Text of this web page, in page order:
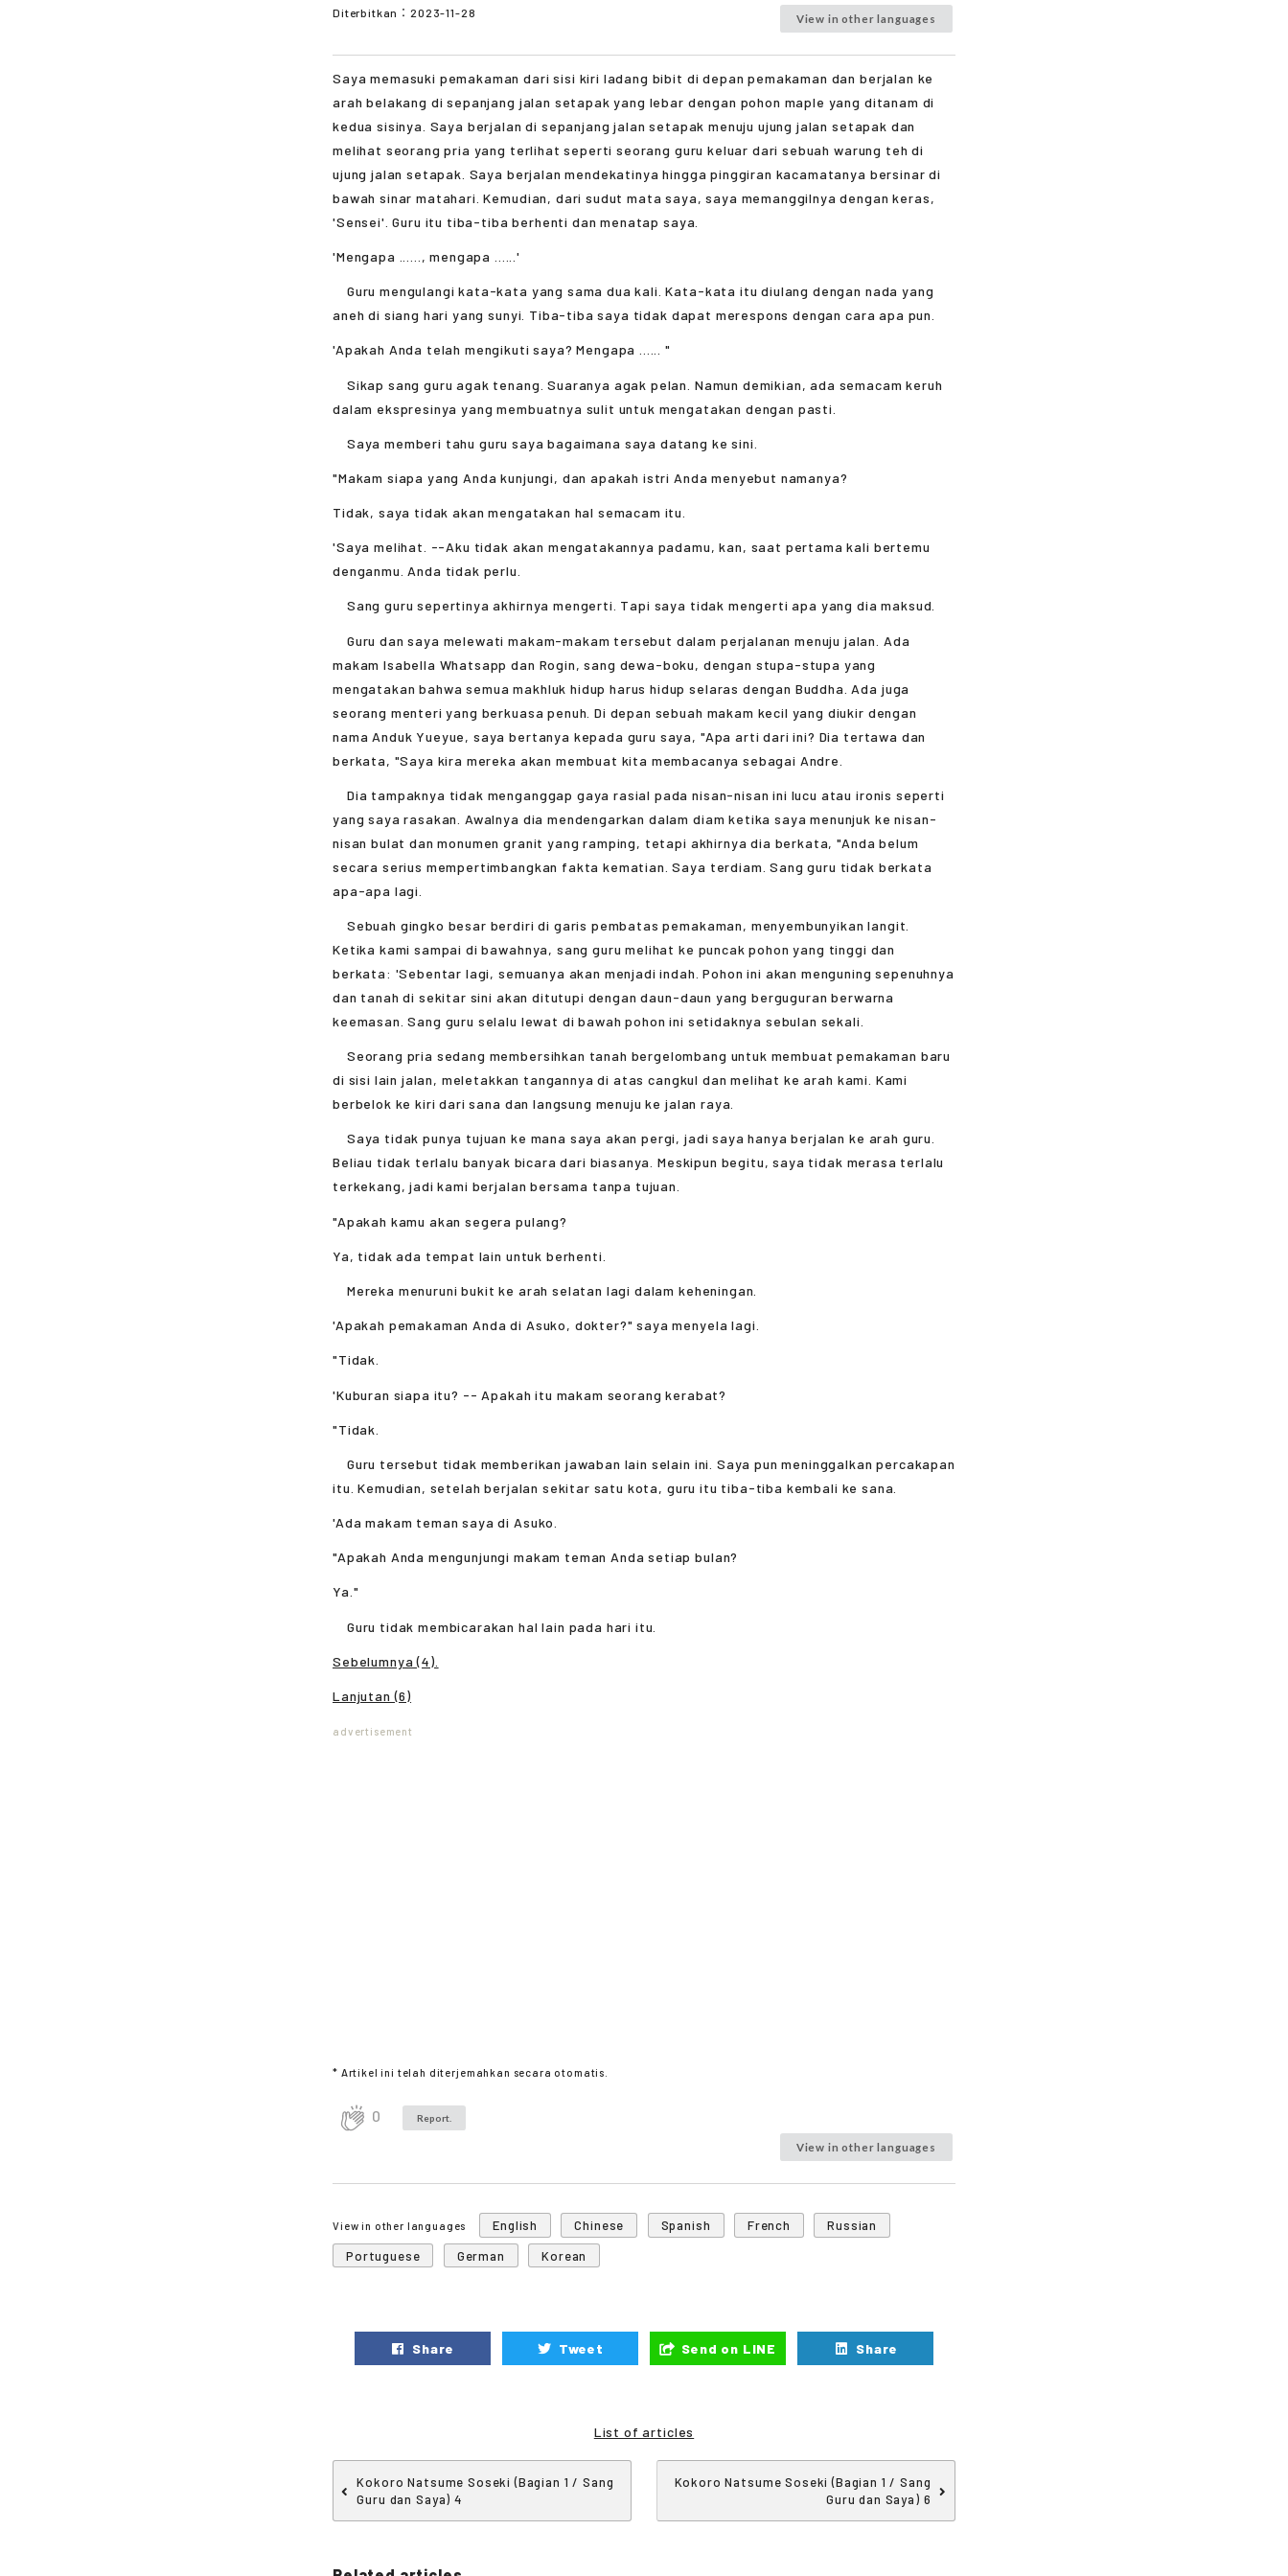
Diterbitkan： 2023-11-28 View in other languages
Saya memasuki pemakaman dari sisi kiri ladang bibit di depan pemakaman dan berjalan ke
arah belakang di sepanjang jalan setapak yang lebar dengan pohon maple yang ditanam di
kedua sisinya. Saya berjalan di sepanjang jalan setapak menuju ujung jalan setapak dan
melihat seorang pria yang terlihat seperti seorang guru keluar dari sebuah warung teh di
ujung jalan setapak. Saya berjalan mendekatinya hingga pinggiran kacamatanya bersinar di
bawah sinar matahari. Kemudian, dari sudut mata saya, saya memanggilnya dengan keras,
'Sensei'. Guru itu tiba-tiba berhenti dan menatap saya.
'Mengapa ......, mengapa ......'
Guru mengulangi kata-kata yang sama dua kali. Kata-kata itu diulang dengan nada yang
aneh di siang hari yang sunyi. Tiba-tiba saya tidak dapat merespons dengan cara apa pun.
'Apakah Anda telah mengikuti saya? Mengapa ...... "
Sikap sang guru agak tenang. Suaranya agak pelan. Namun demikian, ada semacam keruh
dalam ekspresinya yang membuatnya sulit untuk mengatakan dengan pasti.
Saya memberi tahu guru saya bagaimana saya datang ke sini.
"Makam siapa yang Anda kunjungi, dan apakah istri Anda menyebut namanya?
Tidak, saya tidak akan mengatakan hal semacam itu.
'Saya melihat. --Aku tidak akan mengatakannya padamu, kan, saat pertama kali bertemu
denganmu. Anda tidak perlu.
Sang guru sepertinya akhirnya mengerti. Tapi saya tidak mengerti apa yang dia maksud.
Guru dan saya melewati makam-makam tersebut dalam perjalanan menuju jalan. Ada
makam Isabella Whatsapp dan Rogin, sang dewa-boku, dengan stupa-stupa yang
mengatakan bahwa semua makhluk hidup harus hidup selaras dengan Buddha. Ada juga
seorang menteri yang berkuasa penuh. Di depan sebuah makam kecil yang diukir dengan
nama Anduk Yueyue, saya bertanya kepada guru saya, "Apa arti dari ini? Dia tertawa dan
berkata, "Saya kira mereka akan membuat kita membacanya sebagai Andre.
Dia tampaknya tidak menganggap gaya rasial pada nisan-nisan ini lucu atau ironis seperti
yang saya rasakan. Awalnya dia mendengarkan dalam diam ketika saya menunjuk ke nisan-
nisan bulat dan monumen granit yang ramping, tetapi akhirnya dia berkata, "Anda belum
secara serius mempertimbangkan fakta kematian. Saya terdiam. Sang guru tidak berkata
apa-apa lagi.
Sebuah gingko besar berdiri di garis pembatas pemakaman, menyembunyikan langit.
Ketika kami sampai di bawahnya, sang guru melihat ke puncak pohon yang tinggi dan
berkata: 'Sebentar lagi, semuanya akan menjadi indah. Pohon ini akan menguning sepenuhnya
dan tanah di sekitar sini akan ditutupi dengan daun-daun yang berguguran berwarna
keemasan. Sang guru selalu lewat di bawah pohon ini setidaknya sebulan sekali.
Seorang pria sedang membersihkan tanah bergelombang untuk membuat pemakaman baru
di sisi lain jalan, meletakkan tangannya di atas cangkul dan melihat ke arah kami. Kami
berbelok ke kiri dari sana dan langsung menuju ke jalan raya.
Saya tidak punya tujuan ke mana saya akan pergi, jadi saya hanya berjalan ke arah guru.
Beliau tidak terlalu banyak bicara dari biasanya. Meskipun begitu, saya tidak merasa terlalu
terkekang, jadi kami berjalan bersama tanpa tujuan.
"Apakah kamu akan segera pulang?
Ya, tidak ada tempat lain untuk berhenti.
Mereka menuruni bukit ke arah selatan lagi dalam keheningan.
'Apakah pemakaman Anda di Asuko, dokter?" saya menyela lagi.
"Tidak.
'Kuburan siapa itu? -- Apakah itu makam seorang kerabat?
"Tidak.
Guru tersebut tidak memberikan jawaban lain selain ini. Saya pun meninggalkan percakapan
itu. Kemudian, setelah berjalan sekitar satu kota, guru itu tiba-tiba kembali ke sana.
'Ada makam teman saya di Asuko.
"Apakah Anda mengunjungi makam teman Anda setiap bulan?
Ya."
Guru tidak membicarakan hal lain pada hari itu.
Sebelumnya (4).
Lanjutan (6)
advertisement
* Artikel ini telah diterjemahkan secara otomatis.
0 Report.
View in other languages
View in other languages English Chinese Spanish French
Russian
Portuguese
German Korean
Share Tweet Send on LINE Share
List of articles
Kokoro Natsume Soseki (Bagian 1 / Sang
Guru dan Saya) 4
Kokoro Natsume Soseki (Bagian 1 / Sang
Guru dan Saya) 6